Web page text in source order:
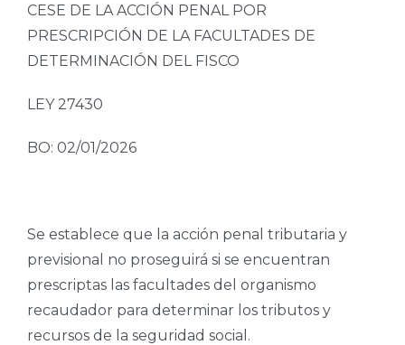
CESE DE LA ACCIÓN PENAL POR
PRESCRIPCIÓN DE LA FACULTADES DE
DETERMINACIÓN DEL FISCO
LEY 27430
BO: 02/01/2026
Se establece que la acción penal tributaria y
previsional no proseguirá si se encuentran
prescriptas las facultades del organismo
recaudador para determinar los tributos y
recursos de la seguridad social.